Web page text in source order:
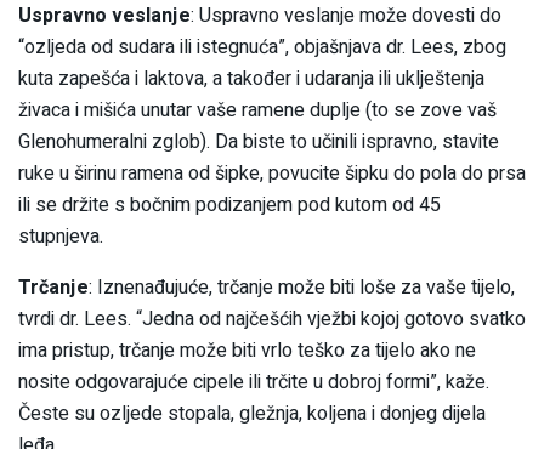
Uspravno veslanje: Uspravno veslanje može dovesti do
“ozljeda od sudara ili istegnuća”, objašnjava dr. Lees, zbog
kuta zapešća i laktova, a također i udaranja ili uklještenja
živaca i mišića unutar vaše ramene duplje (to se zove vaš
Glenohumeralni zglob). Da biste to učinili ispravno, stavite
ruke u širinu ramena od šipke, povucite šipku do pola do prsa
ili se držite s bočnim podizanjem pod kutom od 45
stupnjeva.
Trčanje: Iznenađujuće, trčanje može biti loše za vaše tijelo,
tvrdi dr. Lees. “Jedna od najčešćih vježbi kojoj gotovo svatko
ima pristup, trčanje može biti vrlo teško za tijelo ako ne
nosite odgovarajuće cipele ili trčite u dobroj formi”, kaže.
Česte su ozljede stopala, gležnja, koljena i donjeg dijela